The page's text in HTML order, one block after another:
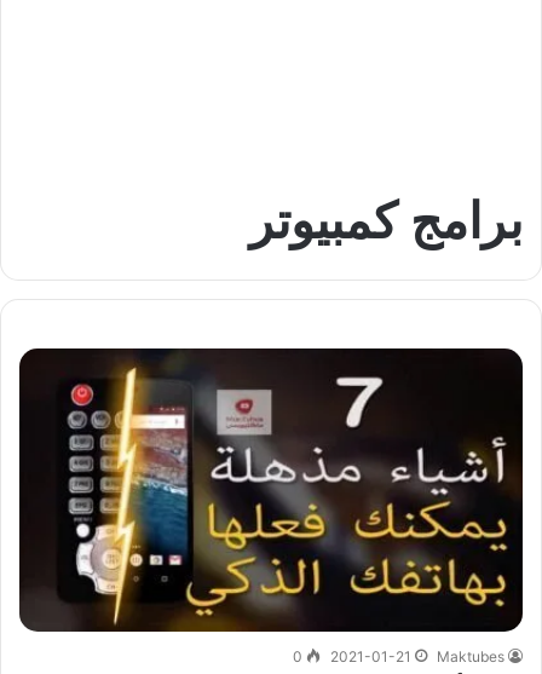
برامج كمبيوتر
Maktubes
2021-01-21
0